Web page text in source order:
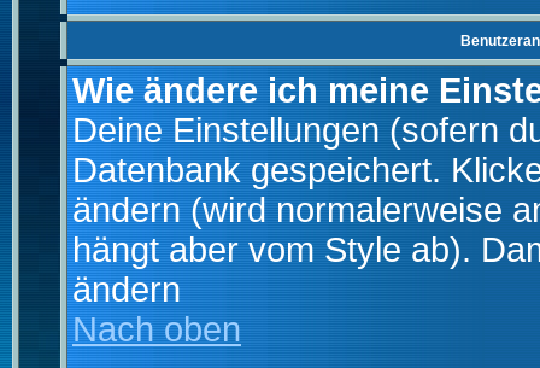
Wie ändere ich meine
Deine Einstellungen (sofern
Datenbank gespeichert.
ändern (wird normalerweise
hängt aber vom Style ab).
ändern
Nach oben